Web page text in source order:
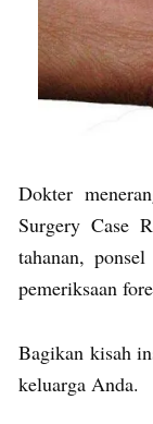
Dokter
Surgery Case
tahanan,
pemeriksaan
Bagikan kisah
keluarga Anda.